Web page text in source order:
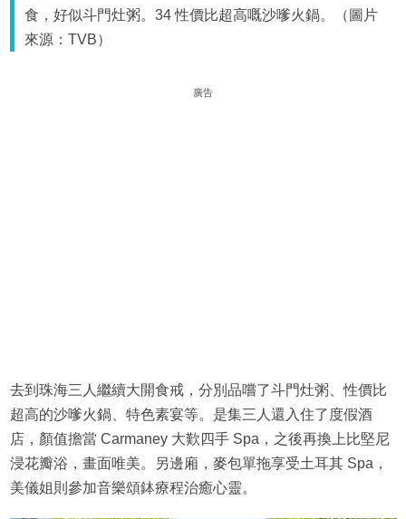
食，好似斗門灶粥。34 性價比超高嘅沙嗲火鍋。（圖片
來源：TVB）
廣告
去到珠海三人繼續大開食戒，分別品嚐了斗門灶粥、性價比
超高的沙嗲火鍋、特色素宴等。是集三人還入住了度假酒
店，顏值擔當 Carmaney 大歎四手 Spa，之後再換上比堅尼
浸花瓣浴，畫面唯美。另邊廂，麥包單拖享受土耳其 Spa，
美儀姐則參加音樂頌鉢療程治癒心靈。